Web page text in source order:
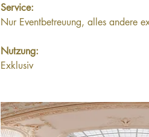
Service:
Nur Eventbetreuung, alles andere
Nutzung:
Exklusiv